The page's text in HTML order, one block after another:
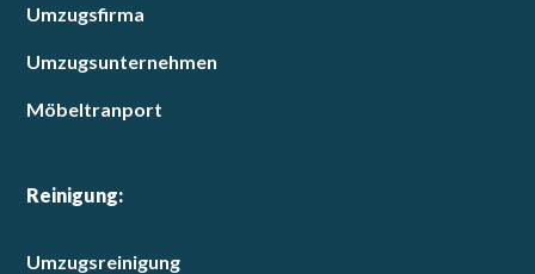
Umzugsfirma
Umzugsunternehmen
Möbeltranport
Reinigung:
Umzugsreinigung